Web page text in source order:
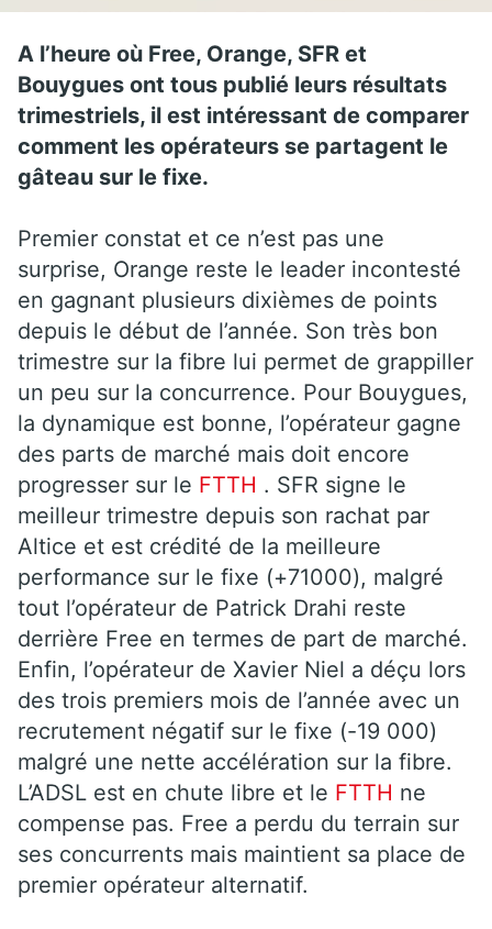
A l’heure où Free, Orange, SFR et
Bouygues ont tous publié leurs résultats
trimestriels, il est intéressant de comparer
comment les opérateurs se partagent le
gâteau sur le fixe.
Premier constat et ce n’est pas une
surprise, Orange reste le leader incontesté
en gagnant plusieurs dixièmes de points
depuis le début de l’année. Son très bon
trimestre sur la fibre lui permet de grappiller
un peu sur la concurrence. Pour Bouygues,
la dynamique est bonne, l’opérateur gagne
des parts de marché mais doit encore
progresser sur le FTTH . SFR signe le
meilleur trimestre depuis son rachat par
Altice et est crédité de la meilleure
performance sur le fixe (+71000), malgré
tout l’opérateur de Patrick Drahi reste
derrière Free en termes de part de marché.
Enfin, l’opérateur de Xavier Niel a déçu lors
des trois premiers mois de l’année avec un
recrutement négatif sur le fixe (-19 000)
malgré une nette accélération sur la fibre.
L’ADSL est en chute libre et le FTTH ne
compense pas. Free a perdu du terrain sur
ses concurrents mais maintient sa place de
premier opérateur alternatif.